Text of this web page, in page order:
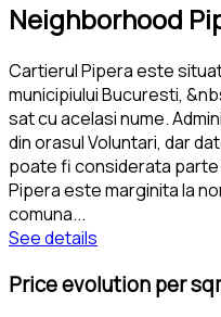
Neighborhood
Cartierul Pipera este
municipiului Bucuresti,
sat cu acelasi nume.
din orasul Voluntari, dar
poate fi considerata
Pipera este marginita la
comuna...
See details
Price evolution per